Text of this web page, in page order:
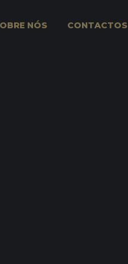
NÓS CONTACTOS